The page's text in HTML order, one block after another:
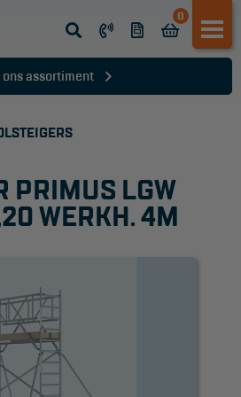
0
assortiment
PRIMUS LGW
WERKH. 4M